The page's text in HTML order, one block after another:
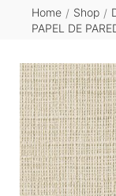
Home / Shop /
PAPEL DE